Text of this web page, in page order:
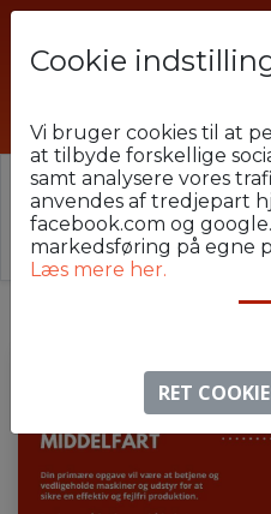
⚠️ Denne
Stillingen er ikke
lignende
Cookie
Vi bruger cookies til at
at tilbyde forskellige
samt analysere vores
anvendes af tredjepart
facebook.com og
markedsføring på egne
Læs mere her.
RET